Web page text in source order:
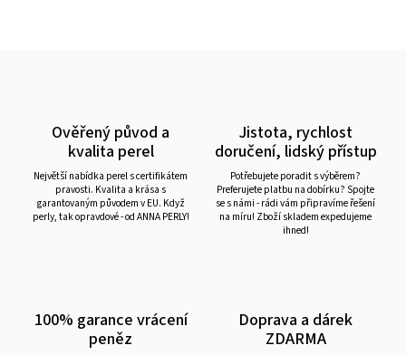
Ověřený původ a
kvalita perel
Největší nabídka perel s certifikátem
pravosti. Kvalita a krása s
garantovaným původem v EU. Když
perly, tak opravdové - od ANNA PERLY!
Jistota, rychlost
doručení, lidský přístup
Potřebujete poradit s výběrem?
Preferujete platbu na dobírku? Spojte
se s námi - rádi vám připravíme řešení
na míru! Zboží skladem expedujeme
ihned!
100% garance vrácení
peněz
Doprava a dárek
ZDARMA